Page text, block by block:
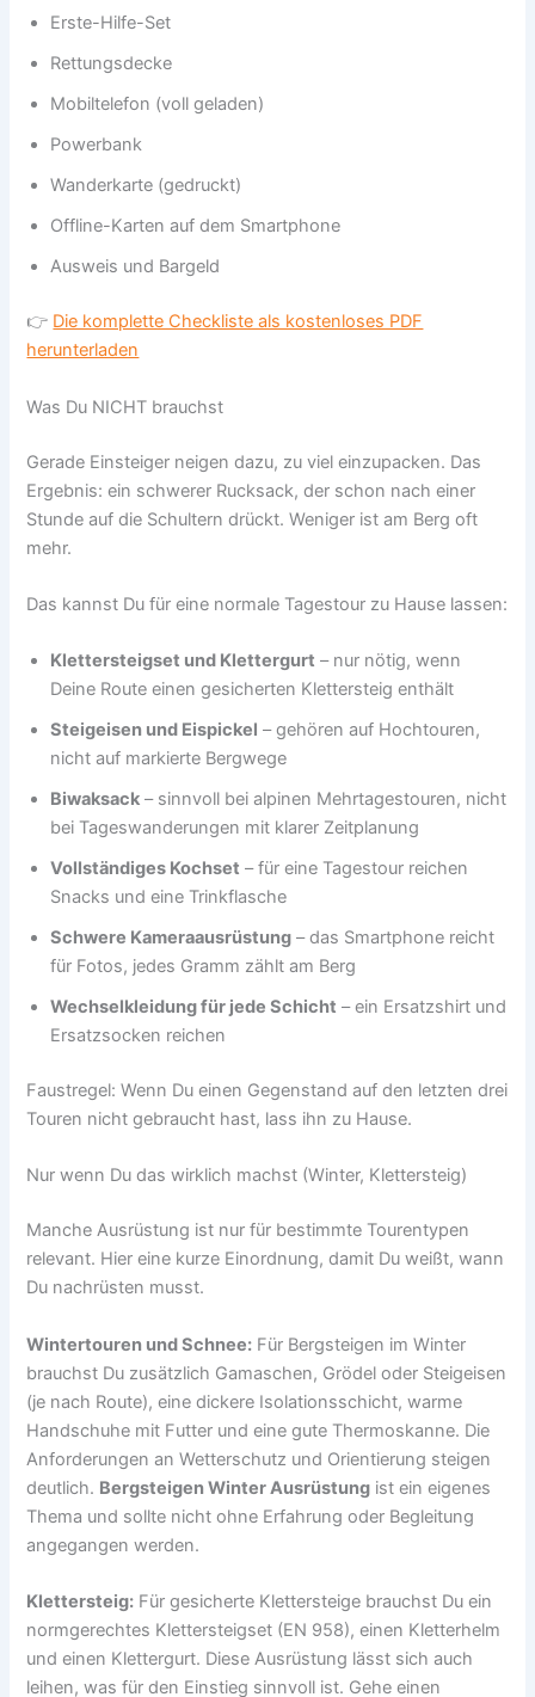
Erste-Hilfe-Set
Rettungsdecke
Mobiltelefon (voll geladen)
Powerbank
Wanderkarte (gedruckt)
Offline-Karten auf dem Smartphone
Ausweis und Bargeld
👉 Die komplette Checkliste als kostenloses PDF
herunterladen
Was Du NICHT brauchst
Gerade Einsteiger neigen dazu, zu viel einzupacken. Das
Ergebnis: ein schwerer Rucksack, der schon nach einer
Stunde auf die Schultern drückt. Weniger ist am Berg oft
mehr.
Das kannst Du für eine normale Tagestour zu Hause lassen:
Klettersteigset und Klettergurt – nur nötig, wenn
Deine Route einen gesicherten Klettersteig enthält
Steigeisen und Eispickel – gehören auf Hochtouren,
nicht auf markierte Bergwege
Biwaksack – sinnvoll bei alpinen Mehrtagestouren, nicht
bei Tageswanderungen mit klarer Zeitplanung
Vollständiges Kochset – für eine Tagestour reichen
Snacks und eine Trinkflasche
Schwere Kameraausrüstung – das Smartphone reicht
für Fotos, jedes Gramm zählt am Berg
Wechselkleidung für jede Schicht – ein Ersatzshirt und
Ersatzsocken reichen
Faustregel: Wenn Du einen Gegenstand auf den letzten drei
Touren nicht gebraucht hast, lass ihn zu Hause.
Nur wenn Du das wirklich machst (Winter, Klettersteig)
Manche Ausrüstung ist nur für bestimmte Tourentypen
relevant. Hier eine kurze Einordnung, damit Du weißt, wann
Du nachrüsten musst.
Wintertouren und Schnee: Für Bergsteigen im Winter
brauchst Du zusätzlich Gamaschen, Grödel oder Steigeisen
(je nach Route), eine dickere Isolationsschicht, warme
Handschuhe mit Futter und eine gute Thermoskanne. Die
Anforderungen an Wetterschutz und Orientierung steigen
deutlich. Bergsteigen Winter Ausrüstung ist ein eigenes
Thema und sollte nicht ohne Erfahrung oder Begleitung
angegangen werden.
Klettersteig: Für gesicherte Klettersteige brauchst Du ein
normgerechtes Klettersteigset (EN 958), einen Kletterhelm
und einen Klettergurt. Diese Ausrüstung lässt sich auch
leihen, was für den Einstieg sinnvoll ist. Gehe einen